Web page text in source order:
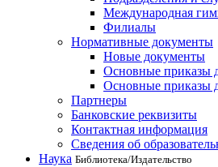
Международная
Филиалы
Нормативные документы
Новые документы
Основные приказы
Основные приказы
Партнеры
Банковские реквизиты
Контактная информация
Сведения об
Наука Библиотека/Издательство